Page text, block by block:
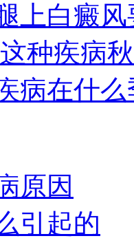
上白癜
种疾病
病在什
原因
引起的